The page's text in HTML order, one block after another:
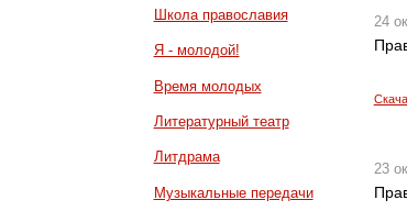
Школа православия
Я - молодой!
Время молодых
Литературный театр
Литдрама
Музыкальные передачи
24
23